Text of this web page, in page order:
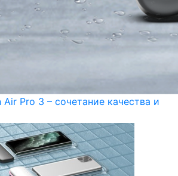
Pro 3 – сочетание качества и